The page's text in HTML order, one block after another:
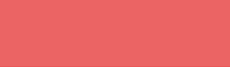
プロ直伝10のテクニック
花美人5人の「花のある暮らし」 美